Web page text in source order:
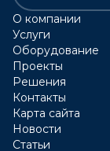
О компании
Услуги
Оборудование
Проекты
Решения
Контакты
Карта сайта
Новости
Статьи